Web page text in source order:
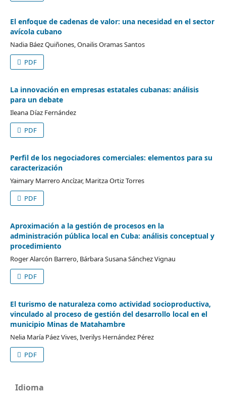
El enfoque de cadenas de valor: una necesidad en el sector
avícola cubano
Nadia Báez Quiñones, Onailis Oramas Santos
PDF
La innovación en empresas estatales cubanas: análisis
para un debate
Ileana Díaz Fernández
PDF
Perfil de los negociadores comerciales: elementos para su
caracterización
Yaimary Marrero Ancízar, Maritza Ortiz Torres
PDF
Aproximación a la gestión de procesos en la
administración pública local en Cuba: análisis conceptual y
procedimiento
Roger Alarcón Barrero, Bárbara Susana Sánchez Vignau
PDF
El turismo de naturaleza como actividad socioproductiva,
vinculado al proceso de gestión del desarrollo local en el
municipio Minas de Matahambre
Nelia María Páez Vives, Iverilys Hernández Pérez
PDF
Idioma